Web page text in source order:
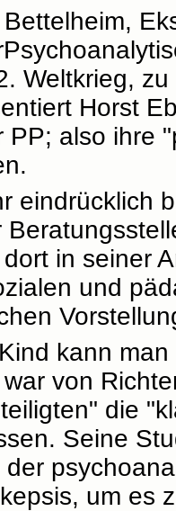
Weltkrieg,
Horst
PP; also ihre
eindrücklich
in seiner
und
kann
von
die
Seine
um es